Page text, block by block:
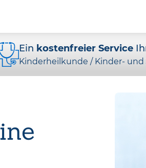
Ein kostenfreier Service
Kinderheilkunde / Kinder-